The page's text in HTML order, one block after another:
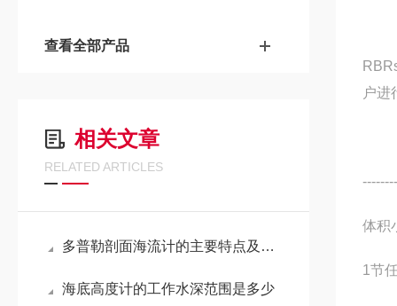
查看全部产品
相关文章
RELATED ARTICLES
多普勒剖面海流计的主要特点及结构组成
海底高度计的工作水深范围是多少
户进
体积
1节